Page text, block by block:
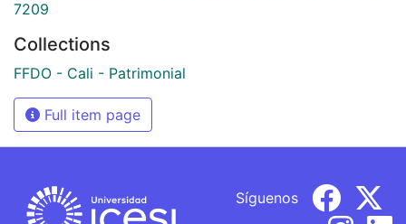
7209
Collections
FFDO - Cali - Patrimonial
Full item page
Síguenos